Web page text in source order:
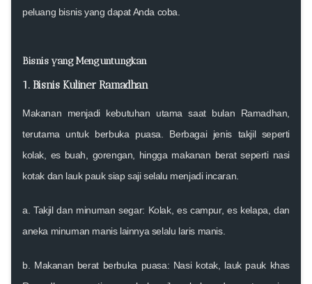
peluang bisnis yang dapat Anda coba.
Bisnis yang Menguntungkan
1. Bisnis Kuliner Ramadhan
Makanan menjadi kebutuhan utama saat bulan Ramadhan,
terutama untuk berbuka puasa. Berbagai jenis takjil seperti
kolak, es buah, gorengan, hingga makanan berat seperti nasi
kotak dan lauk pauk siap saji selalu menjadi incaran.
a.Takjil dan minuman segar: Kolak, es campur, es kelapa, dan
aneka minuman manis lainnya selalu laris manis.
b. Makanan berat berbuka puasa: Nasi kotak, lauk pauk khas